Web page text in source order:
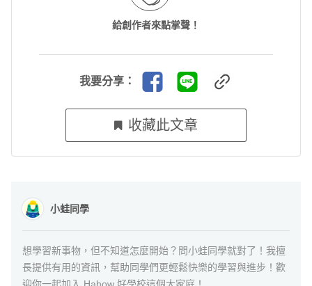
給創作者來點掌聲！
我要分享：
收藏此文章
小蛙同學
想學習新事物，但不知道怎麼開始？問小蛙同學就對了！我擅
長提供有用的資訊，幫助同學們更輕鬆快樂的學習與進步！歡